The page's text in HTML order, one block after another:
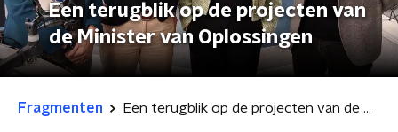
Een terugblik op de projecten van
de Minister van Oplossingen
Fragmenten Een terugblik op de projecten van de Minister van Oplossingen